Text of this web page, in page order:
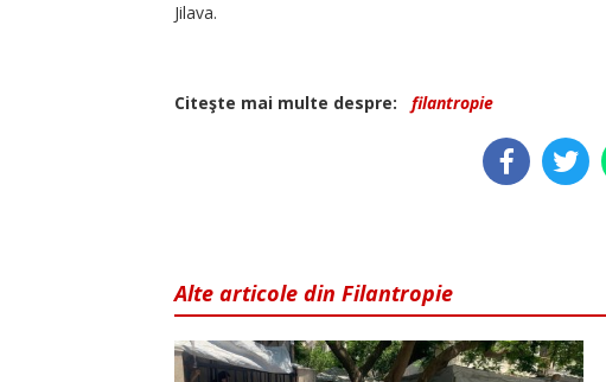
Jilava.
Citeşte mai multe despre: filantropie
Alte articole din Filantropie